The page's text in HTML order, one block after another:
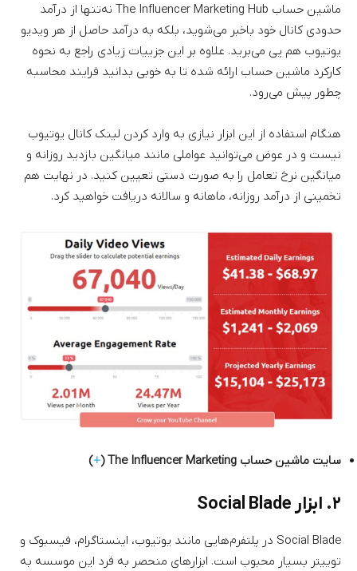
ماشین حساب The Influencer Marketing Hub نه‌تنها از درآمد
حدودی کانال خود باخبر می‌شوید، بلکه به درآمد حاصل از هر ویدیو
یوتیوب هم پی می‌برید. علاوه بر این جزییات زیادی راجع به نحوه
کارکرد ماشین حساب ارائه شده تا به خوبی بدانید فرایند محاسبه
چطور پیش می‌رود.
هنگام استفاده از این ابزار نیازی به وارد کردن لینک کانال یوتیوب
نیست و در عوض می‌توانید عواملی مانند میانگین بازدید روزانه و
میانگین نرخ تعامل را به صورت دستی تعیین کنید. در نهایت هم
تخمینی از درآمد روزانه، ماهانه و سالانه دریافت خواهید کرد.
سایت ماشین حساب The Influencer Marketing ( +
)
۲. ابزار Social Blade
Social Blade در پلتفرم‌هایی مانند یوتیوب، اینستاگرام، فیسبوک و
توییتر بسیار محبوب است. ابزارهای منحصر به فرد این موسسه به